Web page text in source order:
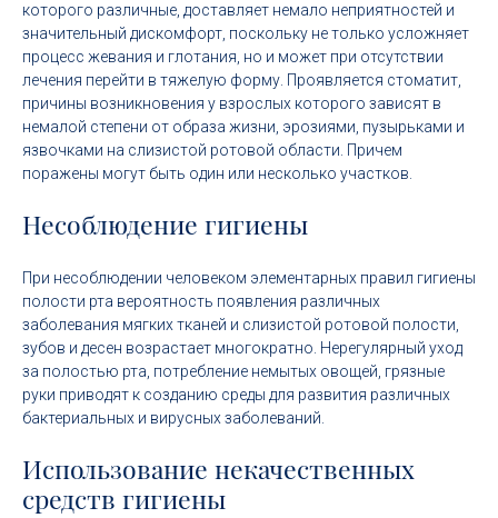
которого различные, доставляет немало неприятностей и
значительный дискомфорт, поскольку не только усложняет
процесс жевания и глотания, но и может при отсутствии
лечения перейти в тяжелую форму. Проявляется стоматит,
причины возникновения у взрослых которого зависят в
немалой степени от образа жизни, эрозиями, пузырьками и
язвочками на слизистой ротовой области. Причем
поражены могут быть один или несколько участков.
Несоблюдение гигиены
При несоблюдении человеком элементарных правил гигиены
полости рта вероятность появления различных
заболевания мягких тканей и слизистой ротовой полости,
зубов и десен возрастает многократно. Нерегулярный уход
за полостью рта, потребление немытых овощей, грязные
руки приводят к созданию среды для развития различных
бактериальных и вирусных заболеваний.
Использование некачественных
средств гигиены